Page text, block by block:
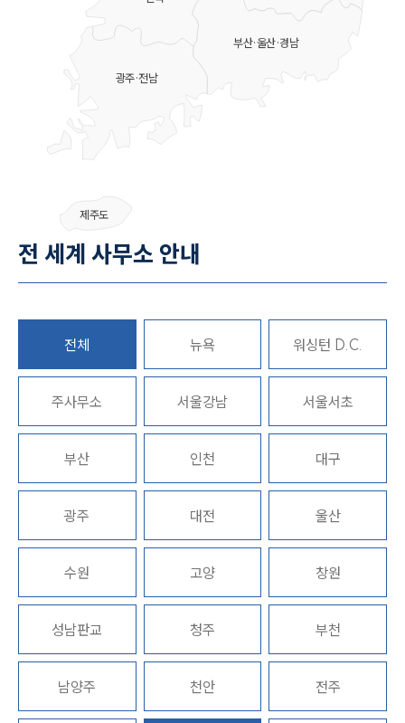
대륜소개
대륜의 강점
오시는 길
글로벌 파트너 로펌
고객의 소리
통합검색
AI대륜
업무사례
사례분석/최신동향
법률정보
고객후기
구성원 소개
부산·울산·경남
광주·전남
제주도
전 세계 사무소 안내
전체 뉴욕 워싱턴 D.C.
주사무소 서울강남 서울서초
부산 인천 대구
광주 대전 울산
수원 고양 창원
성남판교 청주 부천
남양주 천안 전주